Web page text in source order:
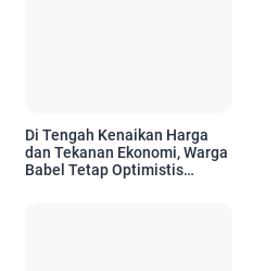
Di Tengah Kenaikan Harga
dan Tekanan Ekonomi, Warga
Babel Tetap Optimistis